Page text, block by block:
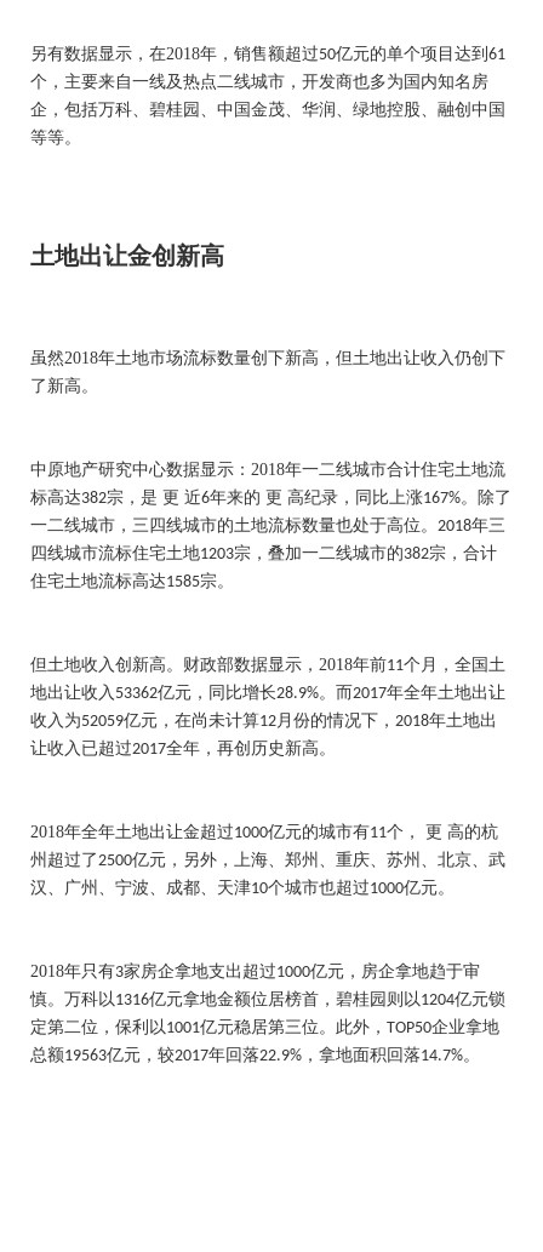
另有数据显示，在2018年，销售额超过50亿元的单个项目达到 61
个，主要来自一线及热点二线城市，开发商也多为国内知名房
企，包括万科、碧桂园、中国金茂、华润、绿地控股、融创中国
等等。
土地出让金创新高
虽然2018年土地市场流标数量创下新高，但土地出让收入仍创下
了新高。
中原地产研究中心数据显示： 2018年一二线城市合计住宅土地流
标高达382宗，是 更 近6年来的 更 高纪录，同比上涨167%。除了
一二线城市，三四线城市的土地流标数量也处于高位。 2018年三
四线城市流标住宅土地1203宗，叠加一二线城市的382宗，合计
住宅土地流标高达1585宗。
但土地收入创新高。财政部数据显示， 2018年前11个月，全国土
地出让收入 53362亿元，同比增长28.9%。而2017年全年土地出让
收入为52059亿元，在尚未计算12月份的情况下， 2018年土地出
让收入已超过2017全年，再创历史新高。
2018年全年土地出让金超过1000亿元的城市有11个， 更 高的杭
州超过了2500亿元，另外，上海、郑州、重庆、苏州、北京、武
汉、广州、宁波、成都、天津10个城市也超过1000亿元。
2018年只有3家房企拿地支出超过1000亿元，房企拿地趋于审
慎。万科以1316亿元拿地金额位居榜首，碧桂园则以1204亿元锁
定第二位，保利以1001亿元稳居第三位。此外， TOP50企业拿地
总额19563亿元，较2017年回落22.9% ，拿地面积回落14.7%。